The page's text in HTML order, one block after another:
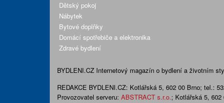
Dětský pokoj
Nábytek
Bytové doplňky
Domácí spotřebiče a elektronika
Zdravé bydlení
BYDLENI.CZ Internetový magazín o bydlení a životním
REDAKCE BYDLENI.CZ: Kotlářská 5, 602 00 Brno; tel.:
Provozovatel serveru: ABSTRACT s.r.o.; Kotlářská 5, 602